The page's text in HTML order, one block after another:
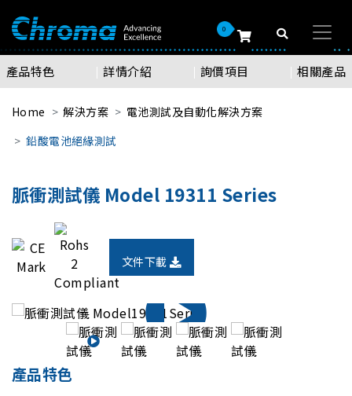
0
產品特色 詳情介紹 詢價項目 相關產品
Home 解決方案
電池測試及自動化解決方案
鉛酸電池絕緣測試
脈衝測試儀 Model 19311 Series
文件下載
產品特色